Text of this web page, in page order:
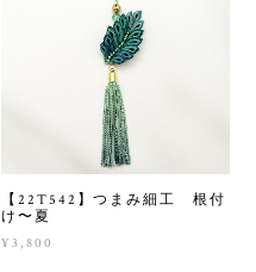
【22T542】つまみ細工 根付
け〜夏
¥3,800